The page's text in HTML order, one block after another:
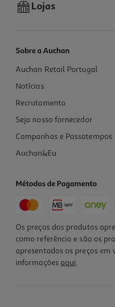
Lojas
Sobre a Auchan
Auchan Retail Portugal
Notícias
Recrutamento
Seja nosso fornecedor
Campanhas e Passatempos
Auchan&Eu
Métodos de Pagamento
Os preços dos produtos
como referência e são os
apresentados os preços
informações aqui.